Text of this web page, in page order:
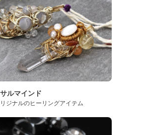
ルマインド
ジナルのヒーリングアイテム